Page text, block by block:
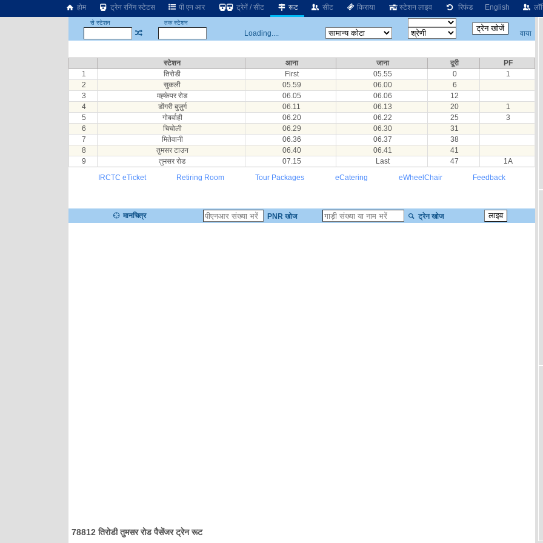
होम ट्रेन रनिंग स्टेटस पी एन आर ट्रेनें / सीट रूट सीट किराया स्टेशन लाइव रिफंड English
से स्टेशन तक स्टेशन
Loading.... वाया
स्टेशन आना जाना दूरी
PF
1
तिरोडी First 05.55 0
1
2
सुकली 05.59 06.00
6
3
मह्केपर रोड 06.05 06.06
12
4
डोंगरी बुज़ुर्ग 06.11 06.13 20
1
5
गोबर्वाही 06.20 06.22 25
3
6
चिचोली 06.29 06.30
31
7
मितेवानी 06.36 06.37
38
8
तुमसर टाउन 06.40 06.41
41
9
तुमसर रोड 07.15 Last 47
1A
IRCTC eTicket
Retiring Room Tour Packages eCatering eWheelChair Feedback
मानचित्र PNR खोज ट्रेन खोज
78812 तिरोडी तुमसर रोड पैसेंजर ट्रेन रूट